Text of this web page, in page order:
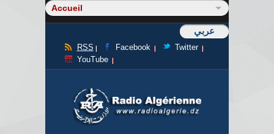
عربي
RSS Facebook
Twitter
YouTube